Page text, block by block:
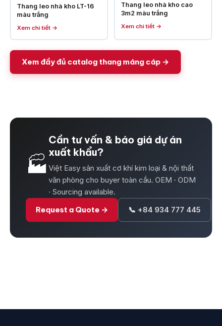
Thang leo nhà kho LT-16
màu trắng
Xem chi tiết →
Thang leo nhà kho cao
3m2 màu trắng
Xem chi tiết →
Xem đầy đủ catalog thang máng cáp →
🏭
Cần tư vấn & báo giá dự án
xuất khẩu?
Việt Easy sản xuất cơ khí kim loại & nội thất
văn phòng cho buyer toàn cầu. OEM · ODM
· Sourcing available.
Request a Quote →
📞 +84 934 777 445